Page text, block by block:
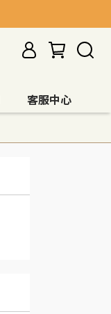
客服中心